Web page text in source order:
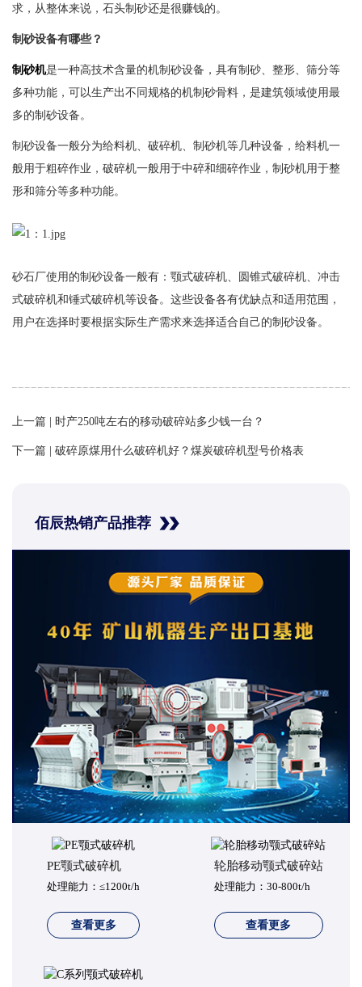
求，从整体来说，石头制砂还是很赚钱的。
制砂设备有哪些？
制砂机是一种高技术含量的机制砂设备，具有制砂、整形、筛分等
多种功能，可以生产出不同规格的机制砂骨料，是建筑领域使用最
多的制砂设备。
制砂设备一般分为给料机、破碎机、制砂机等几种设备，给料机一
般用于粗碎作业，破碎机一般用于中碎和细碎作业，制砂机用于整
形和筛分等多种功能。
砂石厂使用的制砂设备一般有：颚式破碎机、圆锥式破碎机、冲击
式破碎机和锤式破碎机等设备。这些设备各有优缺点和适用范围，
用户在选择时要根据实际生产需求来选择适合自己的制砂设备。
上一篇 | 时产250吨左右的移动破碎站多少钱一台？
下一篇 | 破碎原煤用什么破碎机好？煤炭破碎机型号价格表
佰辰热销产品推荐
PE颚式破碎机
处理能力：≤1200t/h
查看更多
轮胎移动颚式破碎站
处理能力：30-800t/h
查看更多